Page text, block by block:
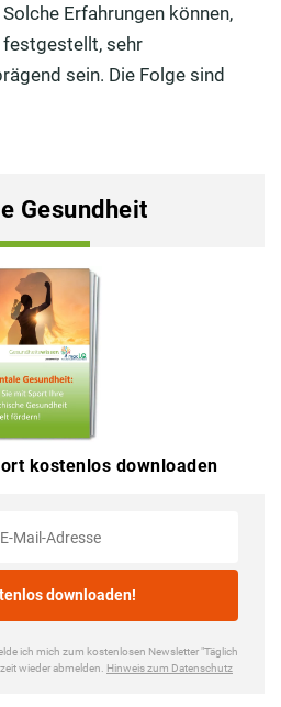
Erfahrungen können,
sehr
sein. Die Folge sind